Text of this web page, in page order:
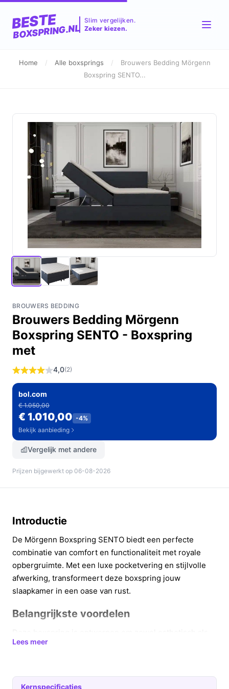
BESTE
BOXSPRING.NL
Slim vergelijken.
Zeker kiezen.
Home / Alle boxsprings /
Brouwers Bedding Mörgenn
Boxspring SENTO...
BROUWERS BEDDING
Brouwers Bedding Mörgenn
Boxspring SENTO - Boxspring
met
4,0(2)
bol.com
€ 1.050,00
€ 1.010,00 -4%
Bekijk aanbieding
Vergelijk met andere
Prijzen bijgewerkt op 06-08-2026
Introductie
De Mörgenn Boxspring SENTO biedt een perfecte
combinatie van comfort en functionaliteit met royale
opbergruimte. Met een luxe pocketvering en stijlvolle
afwerking, transformeert deze boxspring jouw
slaapkamer in een oase van rust.
Belangrijkste voordelen
praktisch aan je wensen te voldoen. Hier zijn enkele
Ruime opbergruimte:Dankzij de ingenieuze
Lees meer
Kernspecificaties